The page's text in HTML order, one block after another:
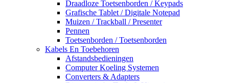
Draadloze Toetsenborden / Keypads
Grafische Tablet / Digitale Notepad
Muizen / Trackball / Presenter
Pennen
Toetsenborden / Toetsenborden
Kabels En Toebehoren
Afstandsbedieningen
Computer Koeling Systemen
Converters & Adapters